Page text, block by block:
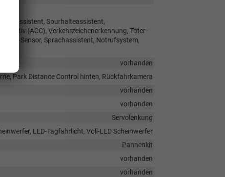
Spurhalteassistent,
(ACC), Verkehrzeichenerkennung, Toter-
Sensor, Sprachassistent, Notrufsystem,
vorhanden
Park Distance Control hinten, Rückfahrkamera
vorhanden
vorhanden
Servolenkung
LED-Tagfahrlicht, Voll-LED Scheinwerfer
Pannenkit
vorhanden
vorhanden